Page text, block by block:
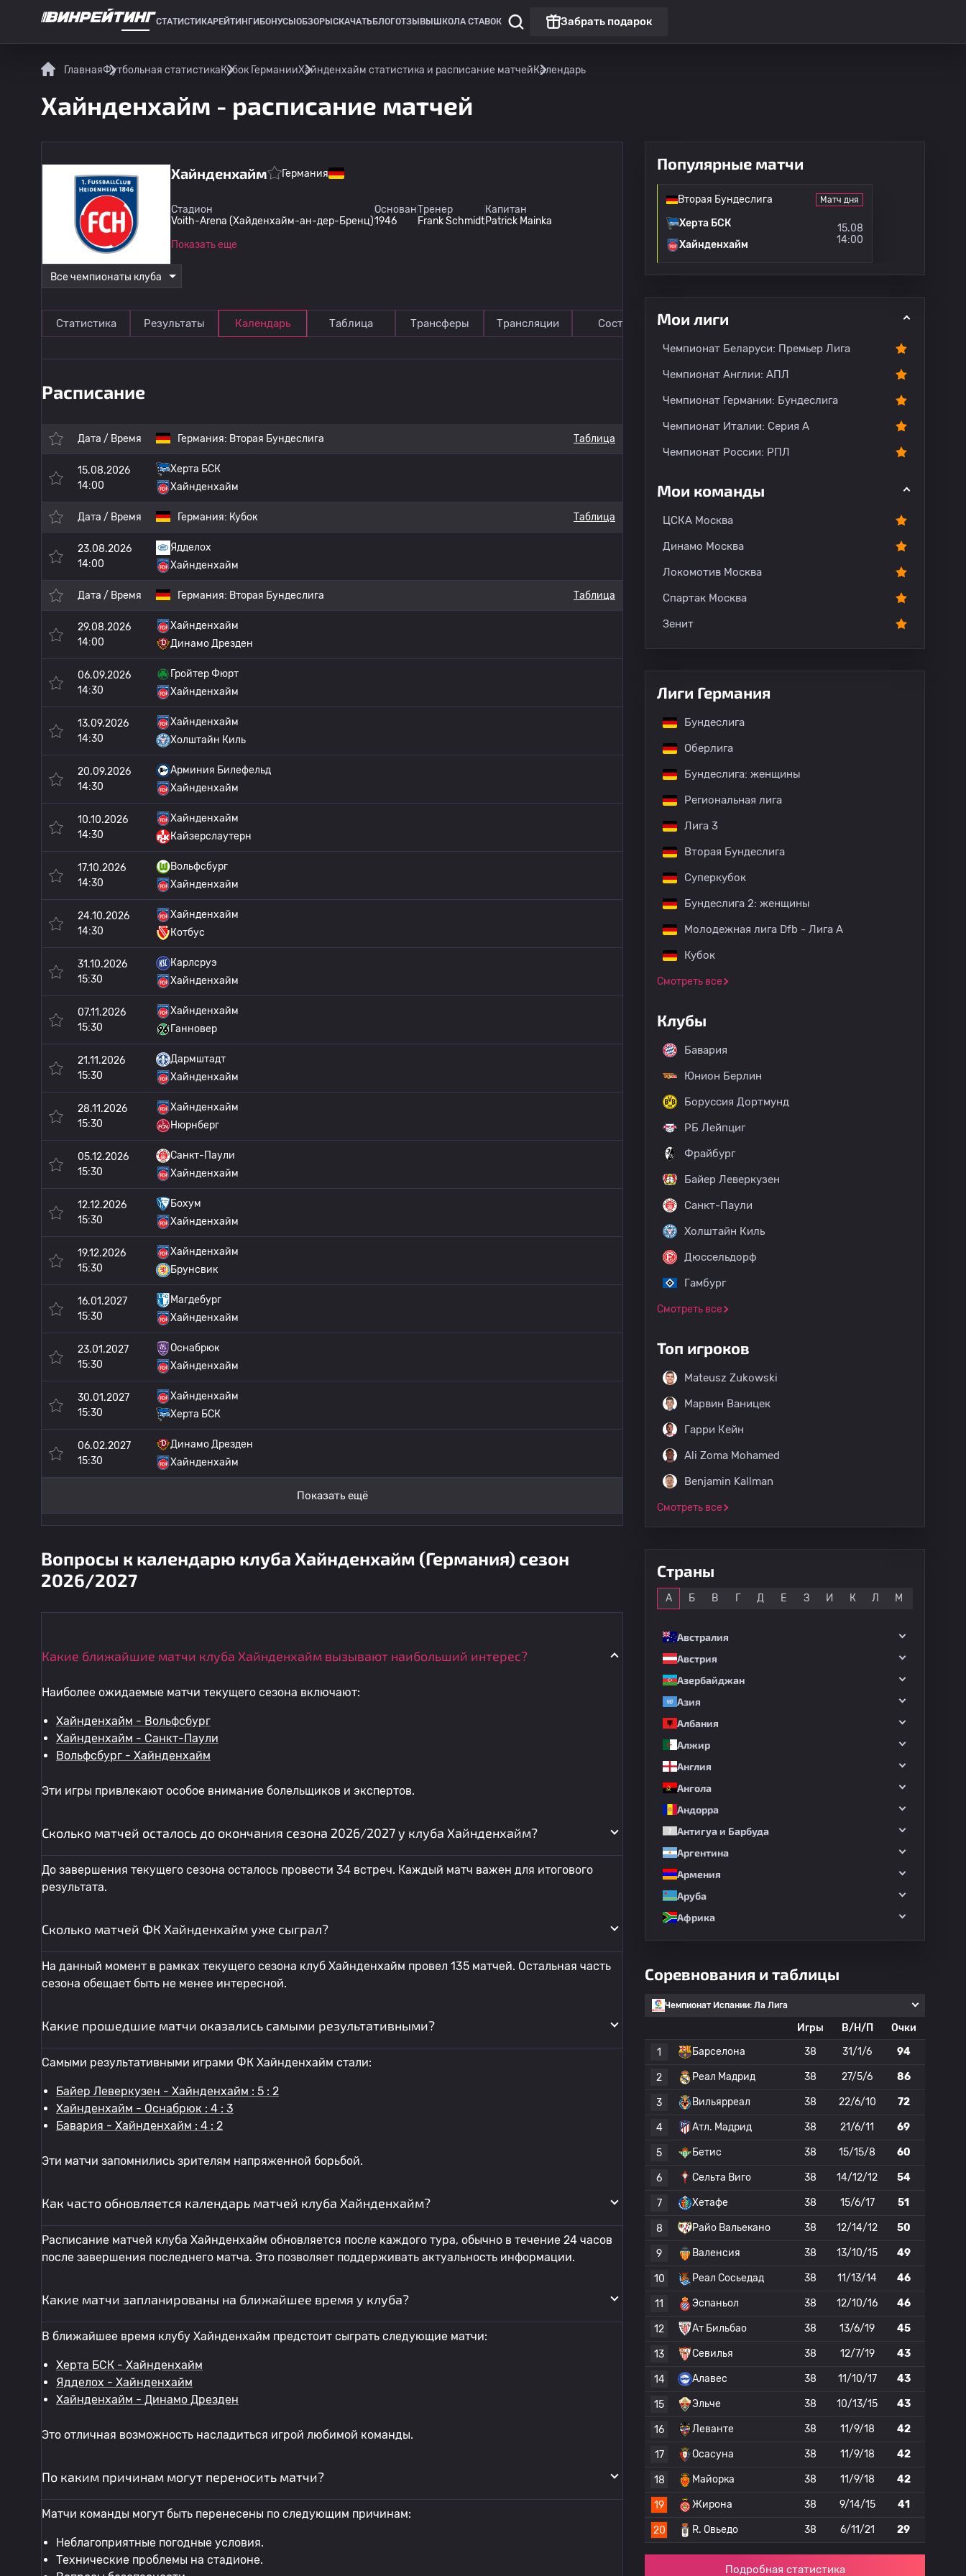
СТАТИСТИКАРЕЙТИНГИ БОНУСЫ ОБЗОРЫ СКАЧАТЬ БЛОГОТЗЫВЫ ШКОЛА СТАВОК Забрать подарок
ГлавнаяФутбольная статистикаКубок ГерманииХайнденхайм статистика и расписание матчейКалендарь
Хайнденхайм - расписание матчей
Хайнденхайм Германия
Стадион
Voith-Arena (Хайденхайм-ан-дер-Бренц)
Основан
1946
Тренер
Frank Schmidt
Капитан
Patrick Mainka
Показать еще
Все чемпионаты клуба
Статистика Результаты Календарь Таблица Трансферы Трансляции Состав
Расписание
Дата / Время Германия: Вторая Бундеслига Таблица
15.08.2026
14:00
Херта БСК
Хайнденхайм
Дата / Время Германия: Кубок Таблица
23.08.2026
14:00
Ядделох
Хайнденхайм
Дата / Время Германия: Вторая Бундеслига Таблица
29.08.2026
14:00
Хайнденхайм
Динамо Дрезден
06.09.2026
14:30
Гройтер Фюрт
Хайнденхайм
13.09.2026
14:30
Хайнденхайм
Холштайн Киль
20.09.2026
14:30
Арминия Билефельд
Хайнденхайм
10.10.2026
14:30
Хайнденхайм
Кайзерслаутерн
17.10.2026
14:30
Вольфсбург
Хайнденхайм
24.10.2026
14:30
Хайнденхайм
Котбус
31.10.2026
15:30
Карлсруэ
Хайнденхайм
07.11.2026
15:30
Хайнденхайм
Ганновер
21.11.2026
15:30
Дармштадт
Хайнденхайм
28.11.2026
15:30
Хайнденхайм
Нюрнберг
05.12.2026
15:30
Санкт-Паули
Хайнденхайм
12.12.2026
15:30
Бохум
Хайнденхайм
19.12.2026
15:30
Хайнденхайм
Брунсвик
16.01.2027
15:30
Магдебург
Хайнденхайм
23.01.2027
15:30
Оснабрюк
Хайнденхайм
30.01.2027
15:30
Хайнденхайм
Херта БСК
06.02.2027
15:30
Динамо Дрезден
Хайнденхайм
Показать ещё
Вопросы к календарю клуба Хайнденхайм (Германия) сезон
2026/2027
Какие ближайшие матчи клуба Хайнденхайм вызывают наибольший интерес?
Наиболее ожидаемые матчи текущего сезона включают:
Хайнденхайм - Вольфсбург
Хайнденхайм - Санкт-Паули
Вольфсбург - Хайнденхайм
Эти игры привлекают особое внимание болельщиков и экспертов.
Сколько матчей осталось до окончания сезона 2026/2027 у клуба Хайнденхайм?
До завершения текущего сезона осталось провести 34 встреч. Каждый матч важен для итогового
результата.
Сколько матчей ФК Хайнденхайм уже сыграл?
На данный момент в рамках текущего сезона клуб Хайнденхайм провел 135 матчей. Остальная часть
сезона обещает быть не менее интересной.
Какие прошедшие матчи оказались самыми результативными?
Самыми результативными играми ФК Хайнденхайм стали:
Байер Леверкузен - Хайнденхайм : 5 : 2
Хайнденхайм - Оснабрюк : 4 : 3
Бавария - Хайнденхайм : 4 : 2
Эти матчи запомнились зрителям напряженной борьбой.
Как часто обновляется календарь матчей клуба Хайнденхайм?
Расписание матчей клуба Хайнденхайм обновляется после каждого тура, обычно в течение 24 часов
после завершения последнего матча. Это позволяет поддерживать актуальность информации.
Какие матчи запланированы на ближайшее время у клуба?
В ближайшее время клубу Хайнденхайм предстоит сыграть следующие матчи:
Херта БСК - Хайнденхайм
Ядделох - Хайнденхайм
Хайнденхайм - Динамо Дрезден
Это отличная возможность насладиться игрой любимой команды.
По каким причинам могут переносить матчи?
Матчи команды могут быть перенесены по следующим причинам:
Неблагоприятные погодные условия.
Технические проблемы на стадионе.
Популярные матчи
Вторая Бундеслига Матч дня
Херта БСК
Хайнденхайм
15.08
14:00
Мои лиги
Чемпионат Беларуси: Премьер Лига
Чемпионат Англии: АПЛ
Чемпионат Германии: Бундеслига
Чемпионат Италии: Серия А
Чемпионат России: РПЛ
Мои команды
ЦСКА Москва
Динамо Москва
Локомотив Москва
Спартак Москва
Зенит
Лиги Германия
Бундеслига
Оберлига
Бундеслига: женщины
Региональная лига
Лига 3
Вторая Бундеслига
Суперкубок
Бундеслига 2: женщины
Молодежная лига Dfb - Лига A
Кубок
Смотреть все
Клубы
Бавария
Юнион Берлин
Боруссия Дортмунд
РБ Лейпциг
Фрайбург
Байер Леверкузен
Санкт-Паули
Холштайн Киль
Дюссельдорф
Гамбург
Смотреть все
Топ игроков
Mateusz Zukowski
Марвин Ваницек
Гарри Кейн
Ali Zoma Mohamed
Benjamin Kallman
Смотреть все
Страны
А Б В Г Д Е З И К Л М
Австралия
Австрия
Азербайджан
Азия
Албания
Алжир
Англия
Ангола
Андорра
Антигуа и Барбуда
Аргентина
Армения
Аруба
Африка
Соревнования и таблицы
Чемпионат Испании: Ла Лига
Игры В/Н/П
Очки
1
Барселона 38 31/1/6 94
2 Реал Мадрид 38 27/5/6 86
3 Вильярреал 38 22/6/10 72
4 Атл. Мадрид 38 21/6/11 69
5 Бетис 38 15/15/8 60
6 Сельта Виго 38 14/12/12 54
7 Хетафе 38 15/6/17 51
8 Райо Вальекано 38 12/14/12 50
9 Валенсия 38 13/10/15 49
10 Реал Сосьедад 38 11/13/14 46
11 Эспаньол 38 12/10/16 46
12 Ат Бильбао 38 13/6/19 45
13 Севилья 38 12/7/19 43
14 Алавес 38 11/10/17 43
15 Эльче 38 10/13/15 43
16 Леванте 38 11/9/18 42
17 Осасуна 38 11/9/18 42
18 Майорка 38 11/9/18 42
19 Жирона 38 9/14/15 41
20 R. Овьедо 38 6/11/21 29
Подробная статистика